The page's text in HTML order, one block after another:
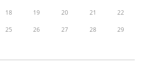
18 19 20 21 22
25 26 27 28 29